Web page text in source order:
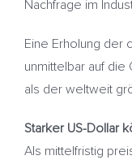
Nachfrage im
Eine Erholung der
unmittelbar auf die
als der weltweit
Starker US-Dollar
Als mittelfristig